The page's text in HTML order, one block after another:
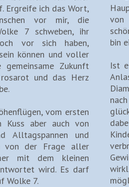
Ergreife ich das Wort,
vor mir, die
7 schweben, ihr
vor sich haben,
können und voller
Zukunft
und das Herz
vom ersten
Kuss aber auch von
Alltagspannen und
von der Frage aller
mit dem kleinen
wird. Es darf
Wolke 7.
bin
Ist